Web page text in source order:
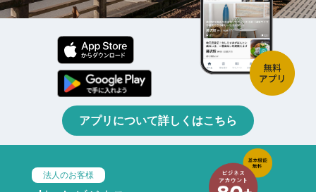
アプリについて詳しくはこちら
法人のお客様